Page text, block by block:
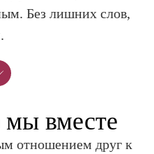
Без лишних слов,
мы вместе
отношением друг к